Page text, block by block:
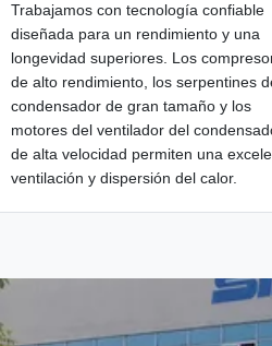
Trabajamos con tecnología confiable
diseñada para un rendimiento y una
longevidad superiores. Los
de alto rendimiento, los serpentines
condensador de gran tamaño y los
motores del ventilador del
de alta velocidad permiten una
ventilación y dispersión del calor.